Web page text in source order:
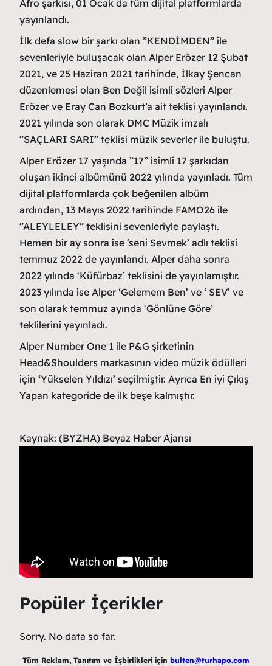
Afro şarkısı, 01 Ocak da tüm dijital platformlarda
yayınlandı.
İlk defa slow bir şarkı olan ”KENDİMDEN” ile
sevenleriyle buluşacak olan Alper Erözer 12 Şubat
2021, ve 25 Haziran 2021 tarihinde, İlkay Şencan
düzenlemesi olan Ben Değil isimli sözleri Alper
Erözer ve Eray Can Bozkurt’a ait teklisi yayınlandı.
2021 yılında son olarak DMC Müzik imzalı
”SAÇLARI SARI” teklisi müzik severler ile buluştu.
Alper Erözer 17 yaşında ”17” isimli 17 şarkıdan
oluşan ikinci albümünü 2022 yılında yayınladı. Tüm
dijital platformlarda çok beğenilen albüm
ardından, 13 Mayıs 2022 tarihinde FAMO26 ile
”ALEYLELEY” teklisini sevenleriyle paylaştı.
Hemen bir ay sonra ise ‘seni Sevmek’ adlı teklisi
temmuz 2022 de yayınlandı. Alper daha sonra
2022 yılında ‘Küfürbaz’ teklisini de yayınlamıştır.
2023 yılında ise Alper ‘Gelemem Ben’ ve ‘ SEV’ ve
son olarak temmuz ayında ‘Gönlüne Göre’
teklilerini yayınladı.
Alper Number One 1 ile P&G şirketinin
Head&Shoulders markasının video müzik ödülleri
için ‘Yükselen Yıldızı’ seçilmiştir. Ayrıca En iyi Çıkış
Yapan kategoride de ilk beşe kalmıştır.
Kaynak: (BYZHA) Beyaz Haber Ajansı
Popüler İçerikler
Sorry. No data so far.
Tüm Reklam, Tanıtım ve İşbirlikleri için bulten@turhapo.com